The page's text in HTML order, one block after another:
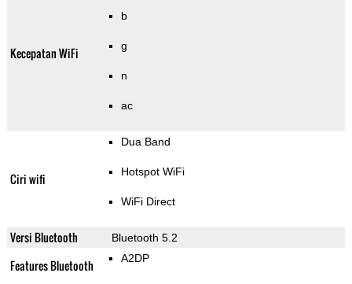
Kecepatan WiFi
b
g
n
ac
Ciri wifi
Dua Band
Hotspot WiFi
WiFi Direct
Versi Bluetooth Bluetooth 5.2
Features Bluetooth A2DP